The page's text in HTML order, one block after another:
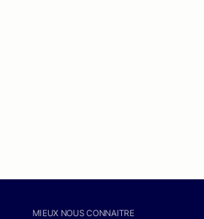
MIEUX NOUS CONNAITRE